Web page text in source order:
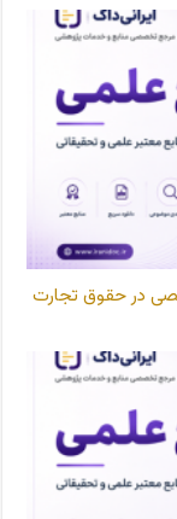
در حقوق تجارت